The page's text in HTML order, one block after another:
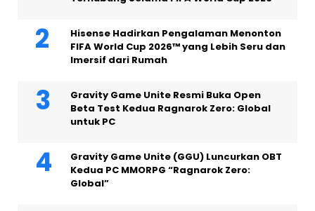
Hisense Hadirkan Pengalaman Menonton
FIFA World Cup 2026™ yang Lebih Seru dan
Imersif dari Rumah
Gravity Game Unite Resmi Buka Open
Beta Test Kedua Ragnarok Zero: Global
untuk PC
Gravity Game Unite (GGU) Luncurkan OBT
Kedua PC MMORPG “Ragnarok Zero:
Global”